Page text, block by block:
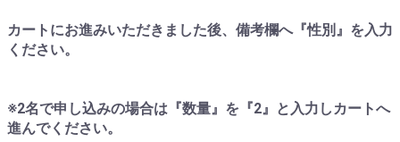
カートにお進みいただきました後、備考欄へ『性別』を入力
ください。
※2名で申し込みの場合は『数量』を『2』と入力しカートへ
進んでください。